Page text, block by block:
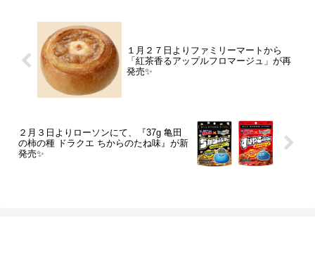
１月２７日よりファミリーマートから
「紅茶香るアップルフロマージュ」が再
発売✨
２月３日よりローソンにて、『37g 亀田
の柿の種 ドラクエ ちからのたね味』が新
発売✨